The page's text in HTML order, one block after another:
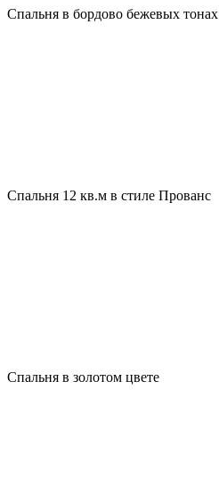
Спальня в бордово бежевых тонах
Спальня 12 кв.м в стиле Прованс
Спальня в золотом цвете